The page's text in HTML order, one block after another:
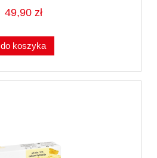
49,90 zł
do koszyka